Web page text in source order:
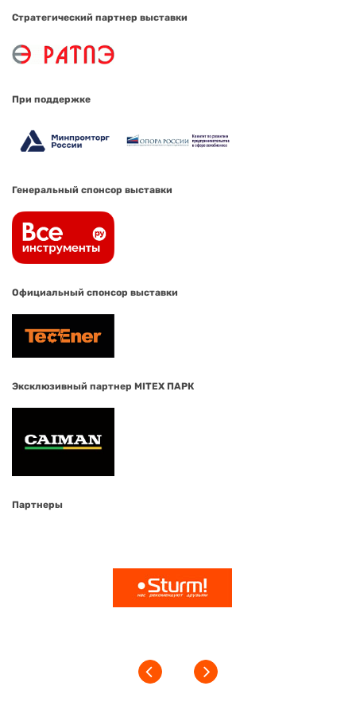
Стратегический партнер выставки
При поддержке
Генеральный спонсор выставки
Официальный спонсор выставки
Эксклюзивный партнер MITEX ПАРК
Партнеры